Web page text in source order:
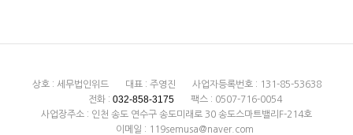
상호 : 세무법인위드 대표 : 주영진
사업자등록번호 : 131-85-53638
전화 : 032-858-3175
팩스 : 0507-716-0054
사업장주소 : 인천 송도 연수구 송도미래로 30 송도스마트밸리F-214호
이메일 : 119semusa@naver.com